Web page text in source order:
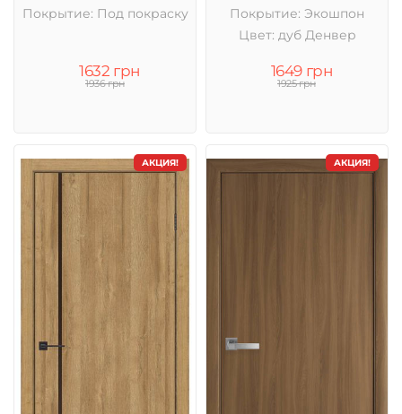
Покрытие: Под покраску
1632 грн
1936 грн
Покрытие: Экошпон
Цвет: дуб Денвер
1649 грн
1925 грн
АКЦИЯ! АКЦИЯ!